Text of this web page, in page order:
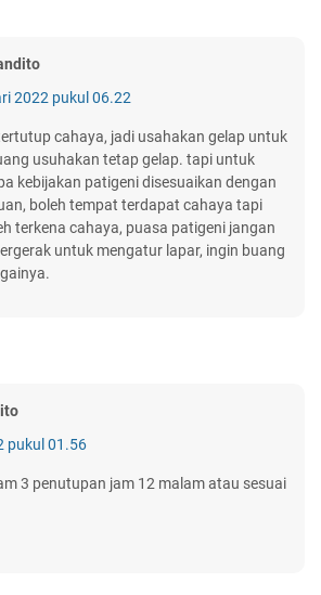
2022 pukul 06.22
cahaya, jadi usahakan gelap untuk
usuhakan tetap gelap. tapi untuk
kebijakan patigeni disesuaikan dengan
boleh tempat terdapat cahaya tapi
terkena cahaya, puasa patigeni jangan
untuk mengatur lapar, ingin buang
pukul 01.56
3 penutupan jam 12 malam atau sesuai